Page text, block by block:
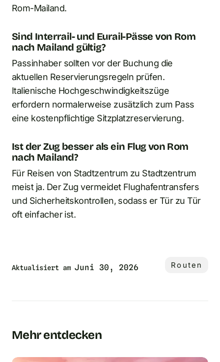
Rom-Mailand.
Sind Interrail- und Eurail-Pässe von Rom
nach Mailand gültig?
Passinhaber sollten vor der Buchung die
aktuellen Reservierungsregeln prüfen.
Italienische Hochgeschwindigkeitszüge
erfordern normalerweise zusätzlich zum Pass
eine kostenpflichtige Sitzplatzreservierung.
Ist der Zug besser als ein Flug von Rom
nach Mailand?
Für Reisen von Stadtzentrum zu Stadtzentrum
meist ja. Der Zug vermeidet Flughafentransfers
und Sicherheitskontrollen, sodass er Tür zu Tür
oft einfacher ist.
Aktualisiert am Juni 30, 2026 Routen
Mehr entdecken